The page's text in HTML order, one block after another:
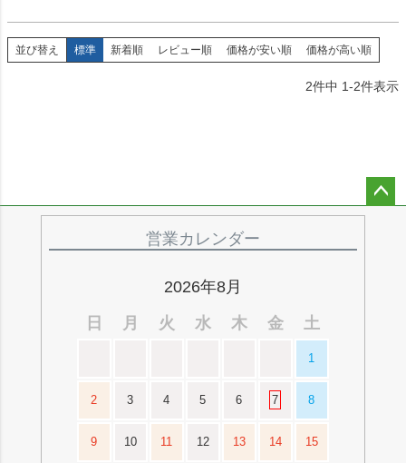
並び替え 標準 新着順 レビュー順 価格が安い順 価格が高い順
2件中 1-2件表示
営業カレンダー
2026年8月
日
月 火 水 木 金 土
1
2 3 4 5 6 7 8
9 10 11 12 13 14 15